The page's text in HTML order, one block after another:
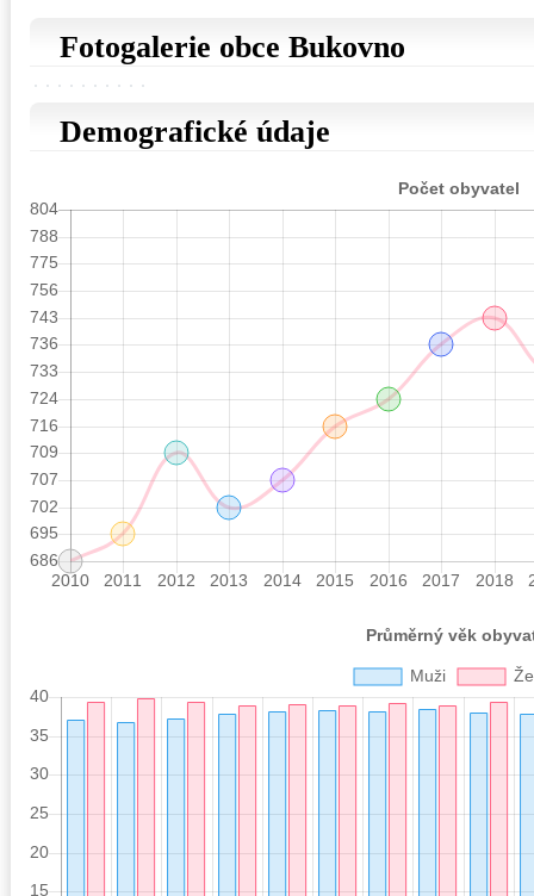
Fotogalerie obce Bukovno
Demografické údaje